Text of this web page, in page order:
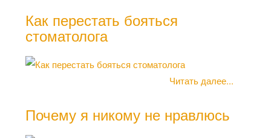
Как перестать бояться
стоматолога
Читать далее...
Почему я никому не нравлюсь